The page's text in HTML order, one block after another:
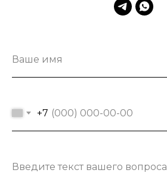
Ваше имя
+7
Введите текст вашего вопроса